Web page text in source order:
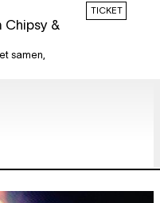
Chipsy &
samen
TICKET
4